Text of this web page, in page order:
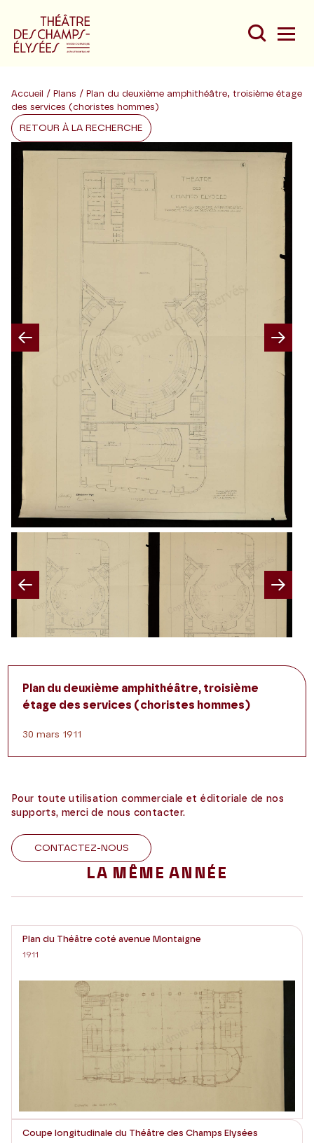
Du
Accueil / Plans / Plan du deuxième amphithéâtre, troisième étage
des services (choristes hommes)
RETOUR À LA RECHERCHE
Previous
Plan du deuxième amphithéâtre, troisième
étage des services (choristes hommes)
30 mars 1911
Pour toute utilisation commerciale et éditoriale de nos
supports, merci de nous contacter.
CONTACTEZ-NOUS
LA MÊME ANNÉE
Plan du Théâtre coté avenue Montaigne
1911
Coupe longitudinale du Théâtre des Champs Elysées